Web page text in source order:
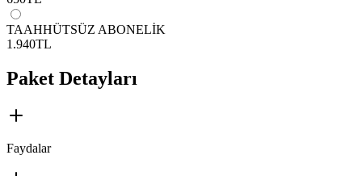
TAAHHÜTSÜZ ABONELİK
1.940TL
Paket Detayları
Faydalar